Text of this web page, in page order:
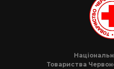
Товариства